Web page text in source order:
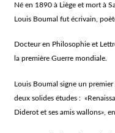
Né en 1890 à Liège et mort à
Louis Boumal fut écrivain,
Docteur en Philosophie et
la première Guerre mondiale.
Louis Boumal signe un
deux solides études :
Diderot et ses amis wallons»,